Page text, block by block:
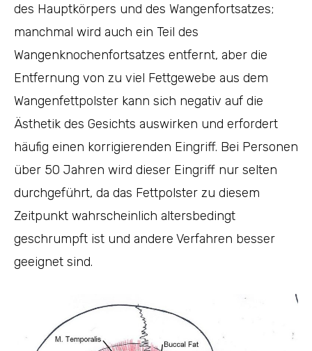
des Hauptkörpers und des Wangenfortsatzes;
manchmal wird auch ein Teil des
Wangenknochenfortsatzes entfernt, aber die
Entfernung von zu viel Fettgewebe aus dem
Wangenfettpolster kann sich negativ auf die
Ästhetik des Gesichts auswirken und erfordert
häufig einen korrigierenden Eingriff. Bei Personen
über 50 Jahren wird dieser Eingriff nur selten
durchgeführt, da das Fettpolster zu diesem
Zeitpunkt wahrscheinlich altersbedingt
geschrumpft ist und andere Verfahren besser
geeignet sind.